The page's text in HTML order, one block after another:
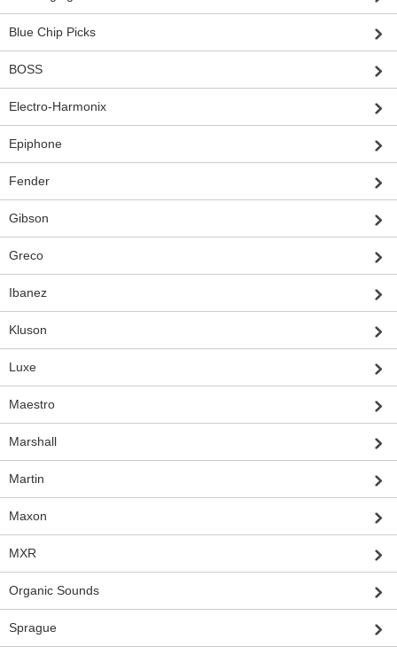
Blue Chip Picks
BOSS
Electro-Harmonix
Epiphone
Fender
Gibson
Greco
Ibanez
Kluson
Luxe
Maestro
Marshall
Martin
Maxon
MXR
Organic Sounds
Sprague